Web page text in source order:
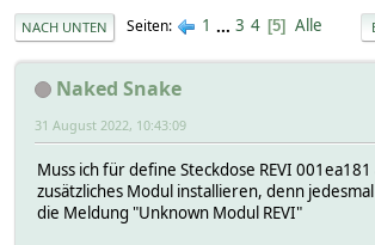
NACH UNTEN Seiten 1 ... 3 4 5 Alle
Naked Snake
31 August 2022, 10:43:09
Muss ich für define Steckdose REVI
zusätzliches Modul installieren, denn
die Meldung "Unknown Modul REVI"